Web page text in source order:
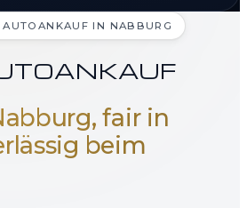
IN NABBURG
fair in
beim